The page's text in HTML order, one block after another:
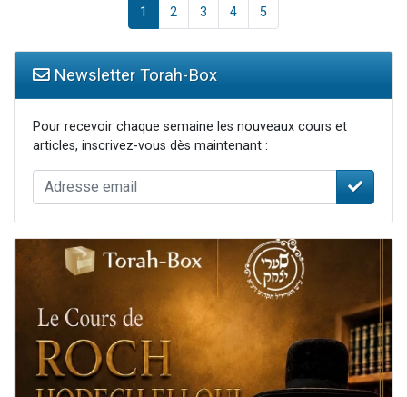
1 2 3 4 5
Newsletter Torah-Box
Pour recevoir chaque semaine les nouveaux cours et
articles, inscrivez-vous dès maintenant :